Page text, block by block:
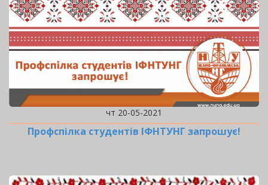
чт 20-05-2021
Профспілка студентів ІФНТУНГ запрошує!